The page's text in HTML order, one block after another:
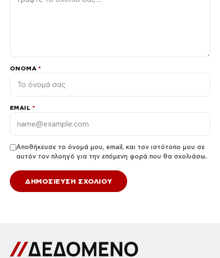
ΌΝΟΜΑ *
EMAIL *
Αποθήκευσε το όνομά μου, email, και τον ιστότοπο μου σε
αυτόν τον πλοηγό για την επόμενη φορά που θα σχολιάσω.